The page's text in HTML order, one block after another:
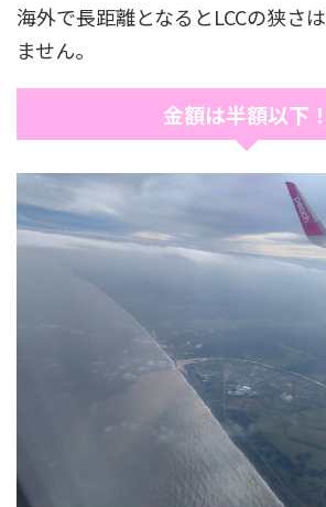
海外で長距離となるとLCCの狭さ
ません。
金額は半額以下！